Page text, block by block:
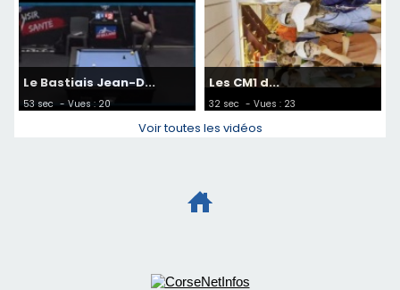
Le Bastiais Jean-D...
53 sec - Vues : 20
Les CM1 d...
32 sec - Vues : 23
Voir toutes les vidéos